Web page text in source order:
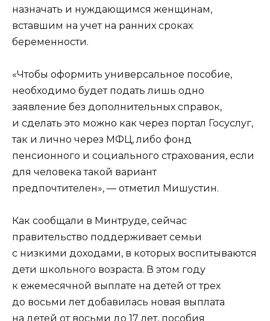
назначать и нуждающимся женщинам,
вставшим на учет на ранних сроках
беременности.
«Чтобы оформить универсальное пособие,
необходимо будет подать лишь одно
заявление без дополнительных справок,
и сделать это можно как через портал Госуслуг,
так и лично через МФЦ, либо фонд
пенсионного и социального страхования, если
для человека такой вариант
предпочтителен», — отметил Мишустин.
Как сообщали в Минтруде, сейчас
правительство поддерживает семьи
с низкими доходами, в которых воспитываются
дети школьного возраста. В этом году
к ежемесячной выплате на детей от трех
до восьми лет добавилась новая выплата
на детей от восьми до 17 лет, пособия